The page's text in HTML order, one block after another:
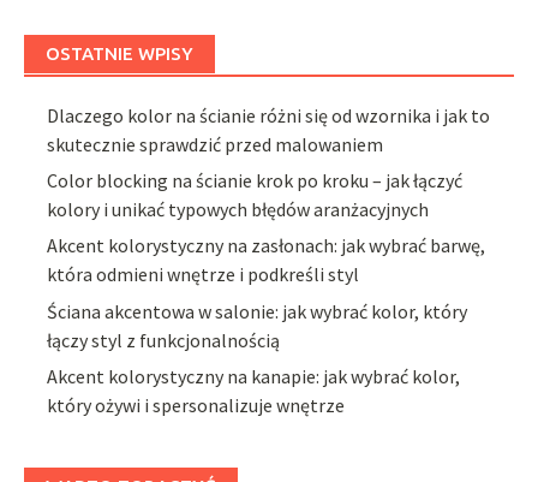
OSTATNIE WPISY
Dlaczego kolor na ścianie różni się od wzornika i jak to
skutecznie sprawdzić przed malowaniem
Color blocking na ścianie krok po kroku – jak łączyć
kolory i unikać typowych błędów aranżacyjnych
Akcent kolorystyczny na zasłonach: jak wybrać barwę,
która odmieni wnętrze i podkreśli styl
Ściana akcentowa w salonie: jak wybrać kolor, który
łączy styl z funkcjonalnością
Akcent kolorystyczny na kanapie: jak wybrać kolor,
który ożywi i spersonalizuje wnętrze